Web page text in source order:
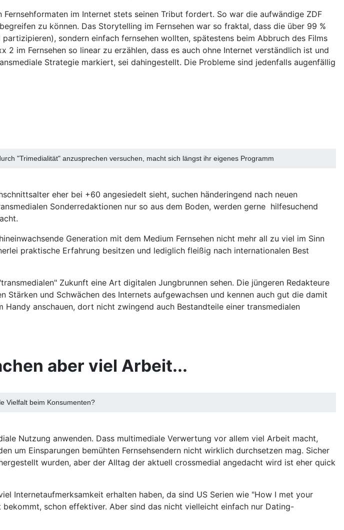
im Internet stets seinen Tribut fordert. So war die aufwändige ZDF
zu können. Das Storytelling im Fernsehen war so fraktal, dass die über 99 %
sondern einfach fernsehen wollten, spätestens beim Abbruch des Films
im Fernsehen so linear zu erzählen, dass es auch ohne Internet verständlich ist und
Strategie markiert, sei dahingestellt. Die Probleme sind jedenfalls augenfällig
"Trimedialität" anzusprechen versuchen, macht sich längst ihr eigenes Programm
eher bei +60 angesiedelt sieht, suchen händeringend nach neuen
Sonderredaktionen nur so aus dem Boden, werden gerne hilfesuchend
Generation mit dem Medium Fernsehen nicht mehr all zu viel im Sinn
praktische Erfahrung besitzen und lediglich fleißig nach internationalen Best
Zukunft eine Art digitalen Jungbrunnen sehen. Die jüngeren Redakteure
und Schwächen des Internets aufgewachsen und kennen auch gut die damit
anschauen, dort nicht zwingend auch Bestandteile einer transmedialen
aber viel Arbeit...
Vielfalt beim Konsumenten?
Nutzung anwenden. Dass multimediale Verwertung vor allem viel Arbeit macht,
um Einsparungen bemühten Fernsehsendern nicht wirklich durchsetzen mag. Sicher
wurden, aber der Alltag der aktuell crossmedial angedacht wird ist eher quick
Internetaufmerksamkeit erhalten haben, da sind US Serien wie "How I met your
schon effektiver. Aber sind das nicht vielleicht einfach nur Dating-